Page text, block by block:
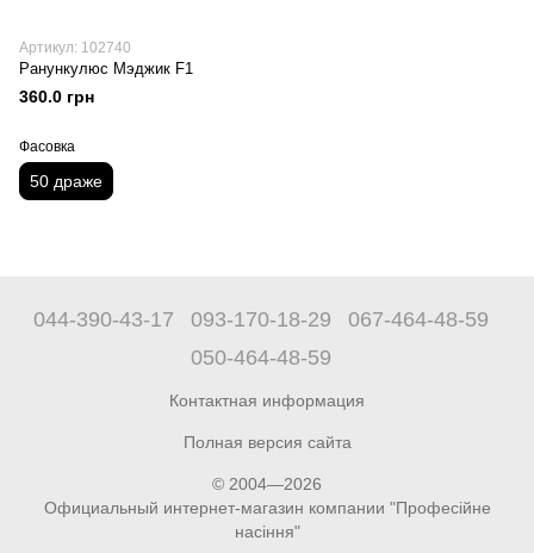
Артикул: 102740
Ранункулюс Мэджик F1
360.0 грн
Фасовка
50 драже
044-390-43-17 093-170-18-29
067-464-48-59
050-464-48-59
Контактная информация
Полная версия сайта
© 2004—2026
Официальный интернет-магазин компании "Професійне
насіння"